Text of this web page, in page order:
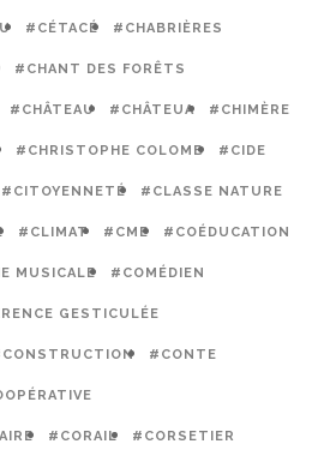
#CÉTACÉ #CHABRIÈRES
#CHANT DES FORÊTS
#CHÂTEAU #CHÂTEUA #CHIMÈRE
#CHRISTOPHE COLOMB #CIDE
#CITOYENNETÉ #CLASSE NATURE
#CLIMAT #CME #COÉDUCATION
MUSICALE #COMÉDIEN
GESTICULÉE
#CONTE
#CORAIL #CORSETIER